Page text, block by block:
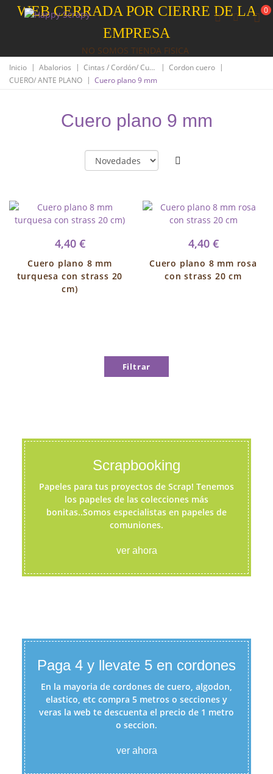
WEB CERRADA POR CIERRE DE LA
EMPRESA
NO SOMOS TIENDA FISICA
0
Inicio | Abalorios | Cintas / Cordón/ Cuero | Cordon cuero |
CUERO/ ANTE PLANO | Cuero plano 9 mm
Cuero plano 9 mm
4,40 €
Cuero plano 8 mm
turquesa con strass 20
cm)
4,40 €
Cuero plano 8 mm rosa
con strass 20 cm
Filtrar
Scrapbooking
Papeles para tus proyectos de Scrap! Tenemos
los papeles de las colecciones más
bonitas..Somos especialistas en papeles de
comuniones.
ver ahora
Paga 4 y llevate 5 en cordones
En la mayoria de cordones de cuero, algodon,
elastico, etc compra 5 metros o secciones y
veras la web te descuenta el precio de 1 metro
o seccion.
ver ahora